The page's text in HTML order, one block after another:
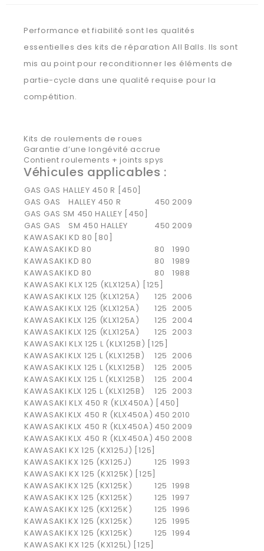
Performance et fiabilité sont les qualités
essentielles des kits de réparation All Balls. Ils sont
mis au point pour reconditionner les éléments de
partie-cycle dans une qualité requise pour la
compétition.
Kits de roulements de roues
Garantie d’une longévité accrue
Contient roulements + joints spys
Véhicules applicables :
GAS GAS HALLEY 450 R [450]
GAS GAS
HALLEY 450 R 450 2009
GAS GAS SM 450 HALLEY [450]
GAS GAS
SM 450 HALLEY 450 2009
KAWASAKI KD 80 [80]
KAWASAKI KD 80 80
1990
KAWASAKI KD 80 80
1989
KAWASAKI KD 80 80
1988
KAWASAKI KLX 125 (KLX125A) [125]
KAWASAKI KLX 125 (KLX125A) 125 2006
KAWASAKI KLX 125 (KLX125A) 125 2005
KAWASAKI KLX 125 (KLX125A) 125 2004
KAWASAKI KLX 125 (KLX125A) 125 2003
KAWASAKI KLX 125 L (KLX125B) [125]
KAWASAKI KLX 125 L (KLX125B) 125 2006
KAWASAKI KLX 125 L (KLX125B) 125 2005
KAWASAKI KLX 125 L (KLX125B) 125 2004
KAWASAKI KLX 125 L (KLX125B) 125 2003
KAWASAKI KLX 450 R (KLX450A) [450]
KAWASAKI KLX 450 R (KLX450A) 450 2010
KAWASAKI KLX 450 R (KLX450A) 450 2009
KAWASAKI KLX 450 R (KLX450A) 450 2008
KAWASAKI KX 125 (KX125J) [125]
KAWASAKI KX 125 (KX125J) 125 1993
KAWASAKI KX 125 (KX125K) [125]
KAWASAKI KX 125 (KX125K) 125 1998
KAWASAKI KX 125 (KX125K) 125 1997
KAWASAKI KX 125 (KX125K) 125 1996
KAWASAKI KX 125 (KX125K) 125 1995
KAWASAKI KX 125 (KX125K) 125 1994
KAWASAKI KX 125 (KX125L) [125]